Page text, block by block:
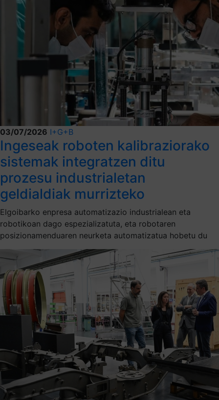
03/07/2026 I+G+B
Ingeseak roboten kalibraziorako
sistemak integratzen ditu
prozesu industrialetan
geldialdiak murrizteko
Elgoibarko enpresa automatizazio industrialean eta
robotikoan dago espezializatuta, eta robotaren
posizionamenduaren neurketa automatizatua hobetu du